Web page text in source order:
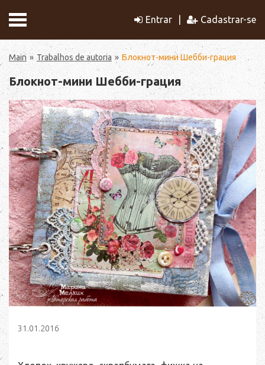
Entrar Cadastrar-se
Main Trabalhos de autoria Блокнот-мини Шебби-грация
Блокнот-мини Шебби-грация
31.01.2016